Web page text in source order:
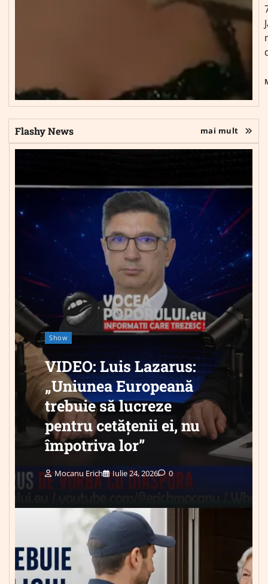
Flashy News mai mult
Show
VIDEO: Luis Lazarus:
„Uniunea Europeană
trebuie să lucreze
pentru cetățenii ei, nu
împotriva lor”
Mocanu Erich Iulie 24, 2026 0